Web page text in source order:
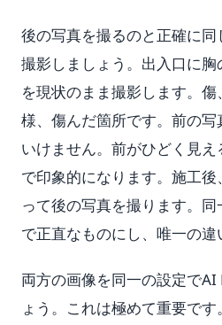
後の写真を撮るのと正確に
撮影しましょう。出入口に
を現状のまま撮影します。
様、傷んだ箇所です。前の
いけません。前がひどく見
で印象的になります。施工
って後の写真を撮ります。
で正直なものにし、唯一の違
両方の画像を同一の設定で
ょう。これは極めて重要で